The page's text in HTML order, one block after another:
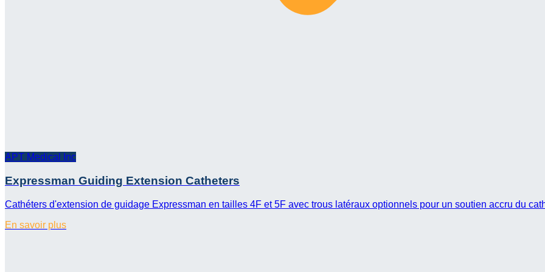
APT Medical Inc
Expressman Guiding Extension Catheters
Cathéters d'extension de guidage Expressman en tailles 4F et 5F avec trous latéraux optionnels pour un soutien accru du
En savoir plus